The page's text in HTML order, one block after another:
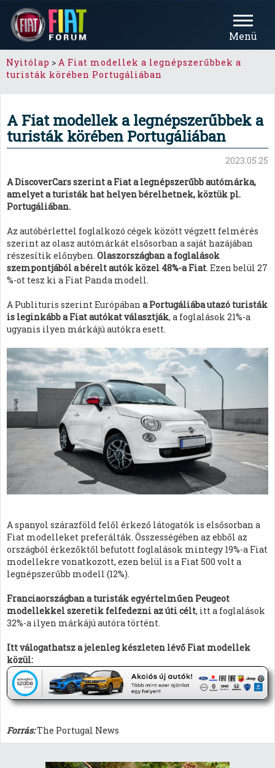
Menü
Nyitólap > A Fiat modellek a legnépszerűbbek a
turisták körében Portugáliában
A Fiat modellek a legnépszerűbbek a
turisták körében Portugáliában
2023.05.25
A DiscoverCars szerint a Fiat a legnépszerűbb autómárka,
amelyet a turisták hat helyen bérelhetnek, köztük pl.
Portugáliában.
Az autóbérlettel foglalkozó cégek között végzett felmérés
szerint az olasz autómárkát elsősorban a saját hazájában
részesítik előnyben. Olaszországban a foglalások
szempontjából a bérelt autók közel 48%-a Fiat. Ezen belül 27
%-ot tesz ki a Fiat Panda modell.
A Publituris szerint Európában a Portugáliába utazó turisták
is leginkább a Fiat autókat választják, a foglalások 21%-a
ugyanis ilyen márkájú autókra esett.
A spanyol szárazföld felől érkező látogatók is elsősorban a
Fiat modelleket preferálták. Összességében az ebből az
országból érkezőktől befutott foglalások mintegy 19%-a Fiat
modellekre vonatkozott, ezen belül is a Fiat 500 volt a
legnépszerűbb modell (12%).
Franciaországban a turisták egyértelműen Peugeot
modellekkel szeretik felfedezni az úti célt, itt a foglalások
32%-a ilyen márkájú autóra történt.
Itt válogathatsz a jelenleg készleten lévő Fiat modellek
közül:
Forrás:The Portugal News